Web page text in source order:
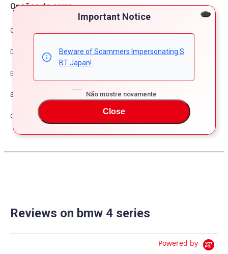
Important Notice
Beware of Scammers Impersonating S
BT Japan!
Não mostre novamente
Close
Opções de carro
Comfort & Convenience
Dress Up
Exterior
Safety
Other
Reviews on bmw 4 series
Powered by